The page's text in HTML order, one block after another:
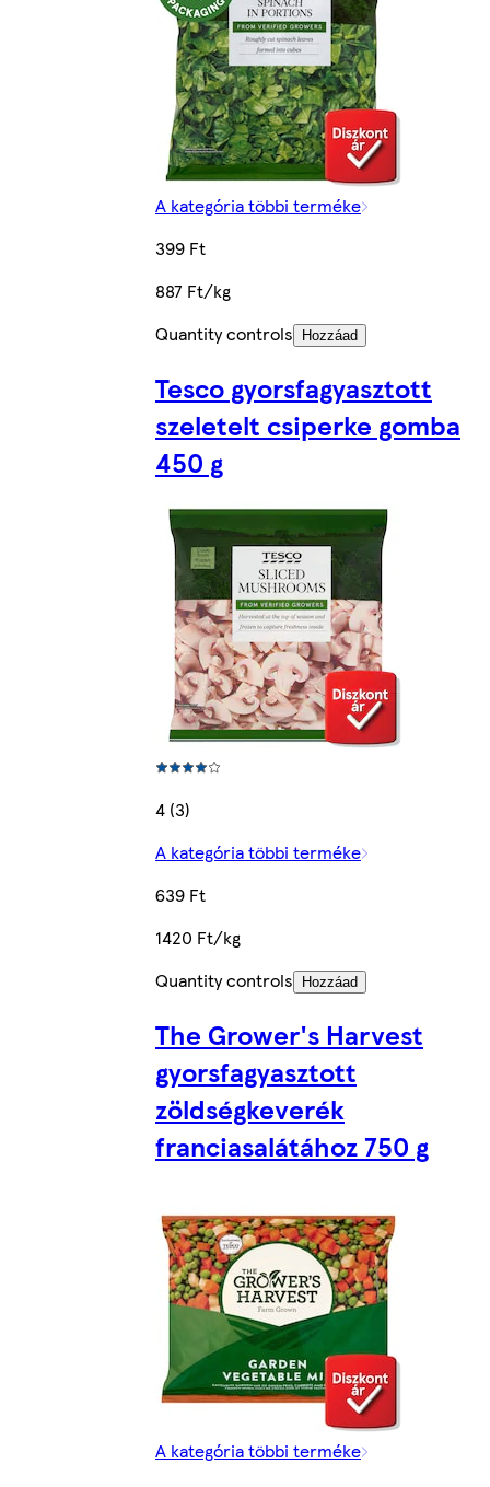
A kategória többi terméke
399 Ft
887 Ft/kg
Quantity controls
Hozzáad
Tesco gyorsfagyasztott
szeletelt csiperke gomba
450 g
4 (3)
A kategória többi terméke
639 Ft
1420 Ft/kg
Quantity controls
Hozzáad
The Grower's Harvest
gyorsfagyasztott
zöldségkeverék
franciasalátához 750 g
A kategória többi terméke